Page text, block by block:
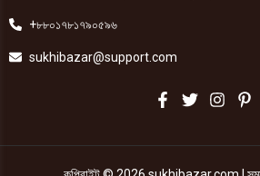
+৮৮০১৭৮১৭৯০৫৯৬
sukhibazar@support.com